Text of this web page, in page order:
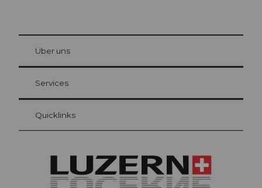
Gästekarte Luzern
Ihre Vorteile als Übernachtungsgast
at Bre
Über uns
Services
Quicklinks